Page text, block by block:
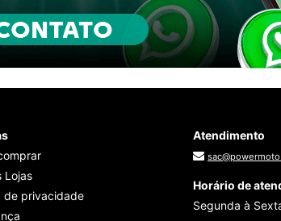
Lojas
de privacidade
Atendimento
Horário de
Segunda à